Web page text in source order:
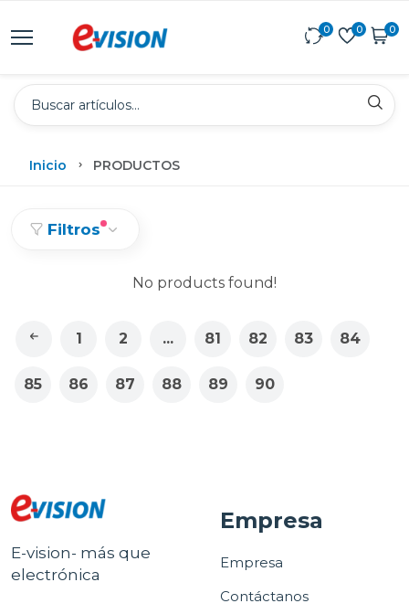
0 0 0
Inicio PRODUCTOS
Filtros
No products found!
1 2 ... 81 82 83 84
85 86 87 88 89 90
E-vision- más que
electrónica
Empresa
Empresa
Contáctanos